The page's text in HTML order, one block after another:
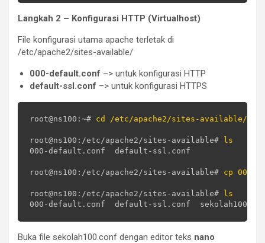
Langkah 2 – Konfigurasi HTTP (Virtualhost)
File konfigurasi utama apache terletak di
/etc/apache2/sites-available/
000-default.conf –> untuk konfigurasi HTTP
default-ssl.conf –> untuk konfigurasi HTTPS
root@ns100:~# cd /etc/apache2/sites-available/
root@ns100:/etc/apache2/sites-available#
ls
000-default.conf  default-ssl.conf
root@ns100:/etc/apache2/sites-available# cp 000-
root@ns100:/etc/apache2/sites-available# ls
Buka file sekolah100.conf dengan editor teks nano